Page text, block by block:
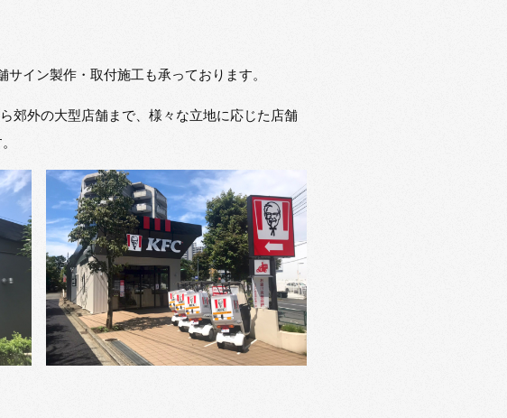
イン製作・取付施工も承っております。
郊外の大型店舗まで、様々な立地に応じた店舗